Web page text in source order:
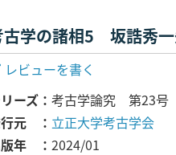
古学の諸相5 坂誥秀一
レビューを書く
ーズ
考古学論究 第23号
元
立正大学考古学会
年
2024/01